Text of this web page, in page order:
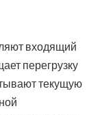
входящий
перегрузку
текущую